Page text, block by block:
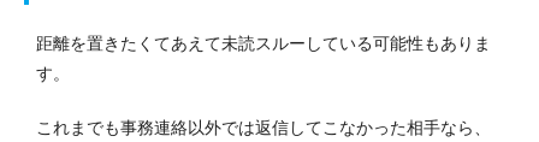
距離を置きたくてあえて未読スルーしている可能性もありま
す。
これまでも事務連絡以外では返信してこなかった相手なら、